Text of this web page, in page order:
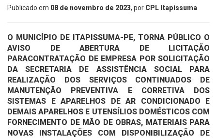
Publicado em 08 de novembro de 2023, por CPL Itapissuma
O MUNICÍPIO DE ITAPISSUMA-PE, TORNA PÚBLICO O
AVISO DE ABERTURA DE LICITAÇÃO
PARACONTRATAÇÃO DE EMPRESA POR SOLICITAÇÃO
DA SECRETARIA DE ASSISTÊNCIA SOCIAL PARA
REALIZAÇÃO DOS SERVIÇOS CONTINUADOS DE
MANUTENÇÃO PREVENTIVA E CORRETIVA DOS
SISTEMAS E APARELHOS DE AR CONDICIONADO E
DEMAIS APARELHOS E UTENSÍLIOS DOMÉSTICOS COM
FORNECIMENTO DE MÃO DE OBRAS, MATERIAIS PARA
NOVAS INSTALAÇÕES COM DISPONIBILIZAÇÃO DE